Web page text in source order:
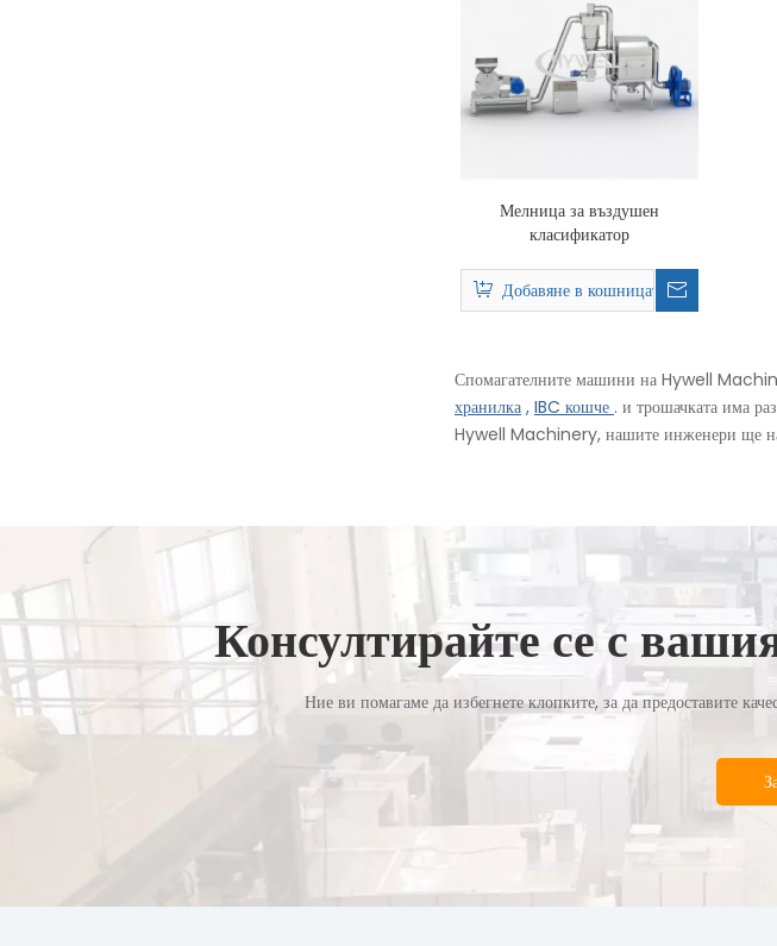
Мелница за въздушен
класификатор
Добавяне в кошницата
Спомагателните машини на Hywell
хранилка , IBC кошче . и трошачката има
Hywell Machinery, нашите инженери ще
Консултирайте се с
Ние ви помагаме да избегнете клопките, за да предоставите